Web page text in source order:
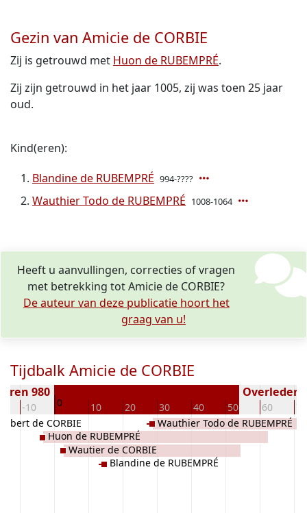
Gezin van Amicie de CORBIE
Zij is getrouwd met Huon de RUBEMPRÉ.
Zij zijn getrouwd in het jaar 1005, zij was toen 25 jaar
oud.
Kind(eren):
Blandine de RUBEMPRÉ 994-????
Wauthier Todo de RUBEMPRÉ 1008-1064
Heeft u aanvullingen, correcties of vragen
met betrekking tot Amicie de CORBIE?
De auteur van deze publicatie hoort het
graag van u!
Tijdbalk Amicie de CORBIE
-10 0 10 20 30 40 50 60 70
980 Overleden
de CORBIE
Huon de RUBEMPRÉ
Wautier de CORBIE
Blandine de RUBEMPRÉ
Wauthier Todo de RUBEMPRÉ